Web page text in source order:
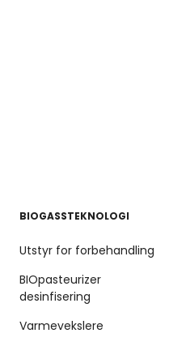
BIOGASSTEKNOLOGI
Utstyr for forbehandling
BIOpasteurizer
desinfisering
Varmevekslere